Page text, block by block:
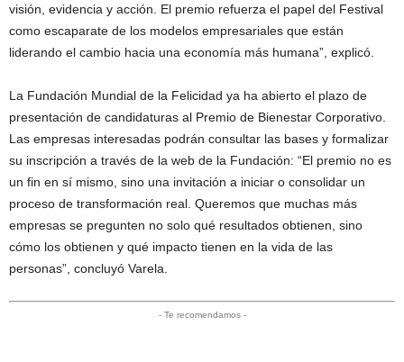
visión, evidencia y acción. El premio refuerza el papel del Festival
como escaparate de los modelos empresariales que están
liderando el cambio hacia una economía más humana”, explicó.
La Fundación Mundial de la Felicidad ya ha abierto el plazo de
presentación de candidaturas al Premio de Bienestar Corporativo.
Las empresas interesadas podrán consultar las bases y formalizar
su inscripción a través de la web de la Fundación: “El premio no es
un fin en sí mismo, sino una invitación a iniciar o consolidar un
proceso de transformación real. Queremos que muchas más
empresas se pregunten no solo qué resultados obtienen, sino
cómo los obtienen y qué impacto tienen en la vida de las
personas”, concluyó Varela.
- Te recomendamos -